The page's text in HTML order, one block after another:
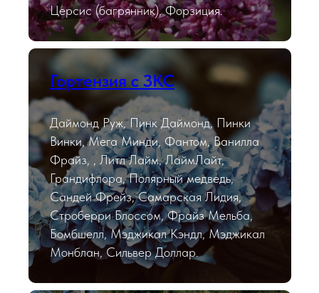
Церсис (багрянник), Форзиция.
Гортензия с ЗКС
Даймонд Руж, Пинк Даймонд, Пинки
Винки, Мега Минди, Фантом, Ванилла
Фрайз, , Литл Лайм, ЛаймЛайт,
Грандифлора, Полярный медведь,
Сандей Фрейз, Самарская Лидия,
Строберри Блоссом, Фрайз Мельба,
Бомбшелл, Мэджикал Кэндл, Мэджикал
Монблан, Сильвер Доллар.